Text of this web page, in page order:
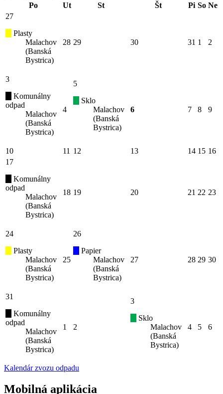
Po
Ut St Št Pi So Ne
27
Plasty
Malachov
(Banská
Bystrica)
28 29 30 31 1 2
3
Komunálny
odpad
Malachov
(Banská
Bystrica)
4
5
Sklo
Malachov
(Banská
Bystrica)
6 7 8 9
10 11 12 13 14 15 16
17
Komunálny
odpad
Malachov
(Banská
Bystrica)
18 19 20 21 22 23
24
Plasty
Malachov
(Banská
Bystrica)
25
26
Papier
Malachov
(Banská
Bystrica)
27 28 29 30
31
Komunálny
odpad
Malachov
(Banská
Bystrica)
1 2
3
Sklo
Malachov
(Banská
Bystrica)
4 5 6
Kalendár zvozu odpadu
Mobilná aplikácia